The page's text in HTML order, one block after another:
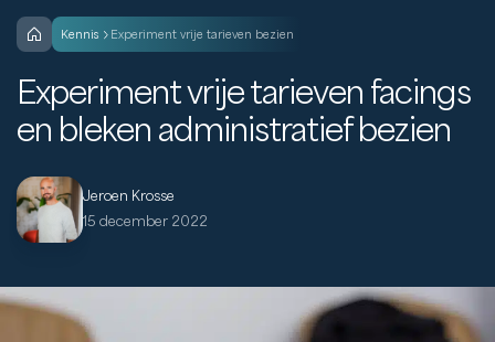
kennis Experiment vrije tarieven bezien
Experiment vrije tarieven facings
en bleken administratief bezien
Jeroen Krosse
15 december 2022